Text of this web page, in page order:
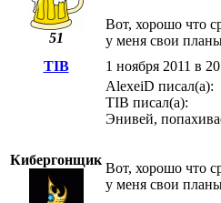
51
Вот, хорошо что
у меня свои
TIB
1 ноября 2011 в
Кибергонщик
AlexeiD писал(а):
TIB писал(а):
Энивей,
Вот, хорошо что
у меня свои